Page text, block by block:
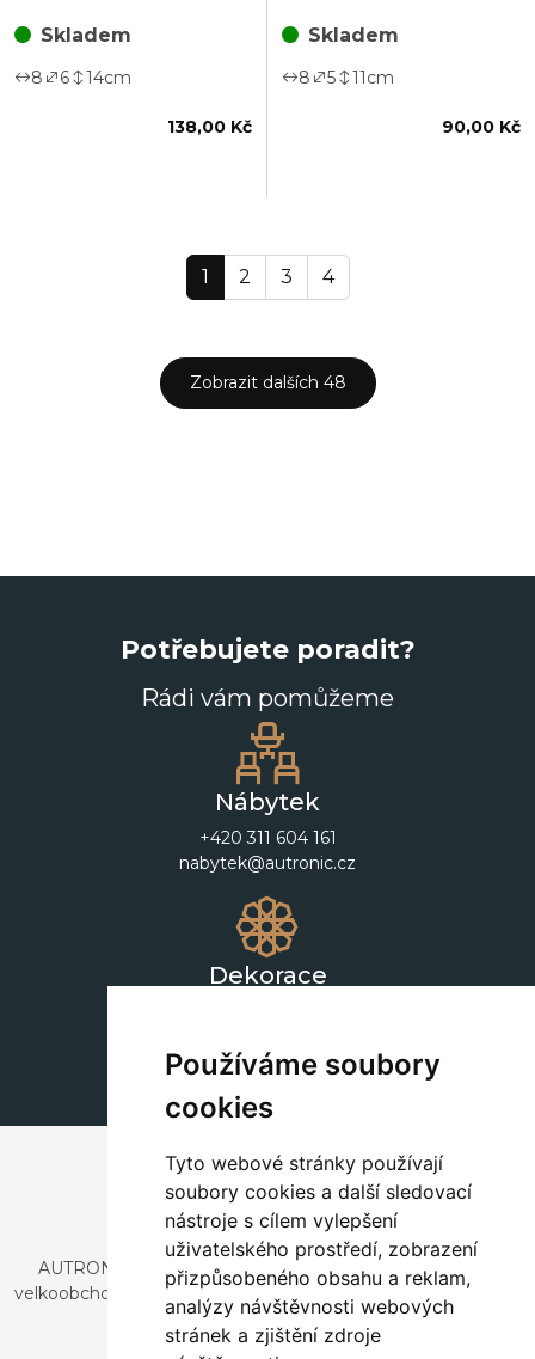
Používáme soubory
cookies
Tyto webové stránky používají
soubory cookies a další sledovací
nástroje s cílem vylepšení
uživatelského prostředí, zobrazení
přizpůsobeného obsahu a reklam,
analýzy návštěvnosti webových
stránek a zjištění zdroje
Skladem
8 6 14cm
138,00 Kč
Skladem
8 5 11cm
90,00 Kč
1 2 3 4
Zobrazit dalších 48
Potřebujete poradit?
Rádi vám pomůžeme
Nábytek
+420 311 604 161
nabytek@autronic.cz
Dekorace
AUTRONIC, s.r.o. je společnost zabývající se dovozem a
velkoobchodním prodejem designového i stylového nábytku
a dekorací.